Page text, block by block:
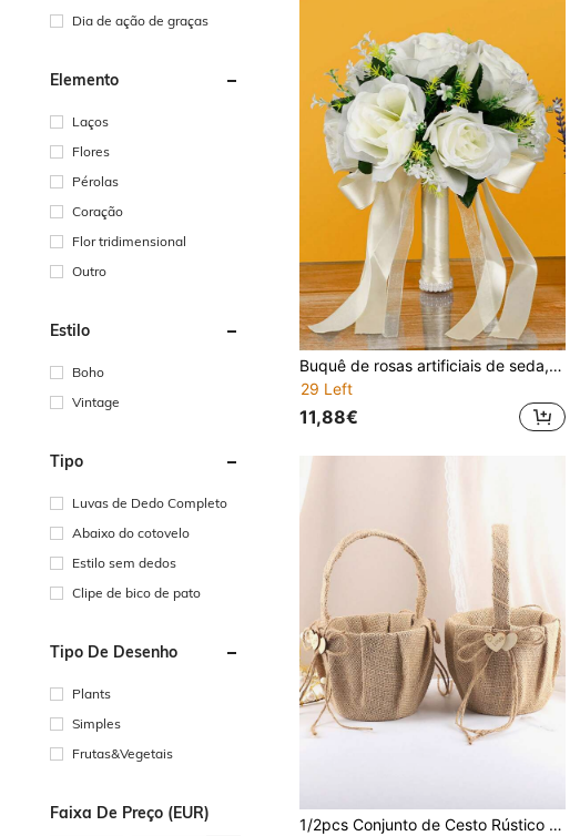
Dia de ação de graças
Elemento
Laços
Flores
Pérolas
Coração
Flor tridimensional
Outro
Estilo
Boho
Vintage
Tipo
Luvas de Dedo Completo
Abaixo do cotovelo
Estilo sem dedos
Clipe de bico de pato
Tipo De Desenho
Plants
Simples
Frutas&Vegetais
Faixa De Preço (EUR)
Buquê de rosas artificiais de seda, feito à mão (1 unidade), ideal para noivas e damas de honra, decoração de casamento e Dia dos Namorados.
29 Left
11,88€
1/2pcs Conjunto de Cesto Rústico de Juta para Menina das Flores de Casamento, com Laço de Juta e Placa de Madeira em Forma de Coração, para Casamentos ao Ar Livre e Espalhar Pétalas